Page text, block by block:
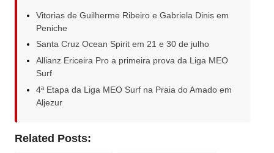
Vitorias de Guilherme Ribeiro e Gabriela Dinis em
Peniche
Santa Cruz Ocean Spirit em 21 e 30 de julho
Allianz Ericeira Pro a primeira prova da Liga MEO
Surf
4ª Etapa da Liga MEO Surf na Praia do Amado em
Aljezur
Related Posts: